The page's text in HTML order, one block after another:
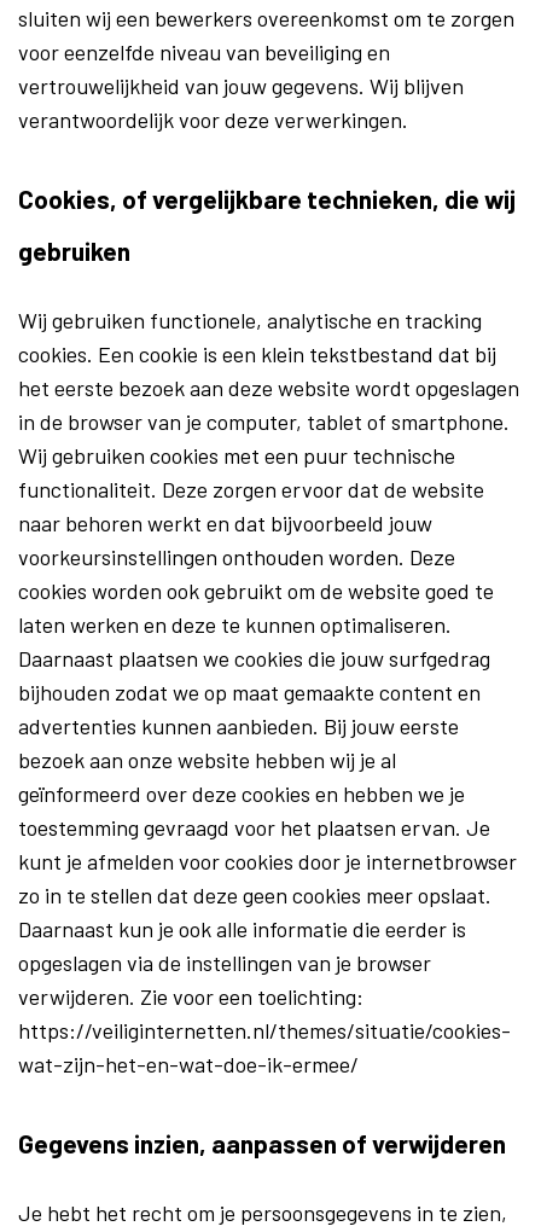
sluiten wij een bewerkers overeenkomst om te zorgen
voor eenzelfde niveau van beveiliging en
vertrouwelijkheid van jouw gegevens. Wij blijven
verantwoordelijk voor deze verwerkingen.
Cookies, of vergelijkbare technieken, die wij
gebruiken
Wij gebruiken functionele, analytische en tracking
cookies. Een cookie is een klein tekstbestand dat bij
het eerste bezoek aan deze website wordt opgeslagen
in de browser van je computer, tablet of smartphone.
Wij gebruiken cookies met een puur technische
functionaliteit. Deze zorgen ervoor dat de website
naar behoren werkt en dat bijvoorbeeld jouw
voorkeursinstellingen onthouden worden. Deze
cookies worden ook gebruikt om de website goed te
laten werken en deze te kunnen optimaliseren.
Daarnaast plaatsen we cookies die jouw surfgedrag
bijhouden zodat we op maat gemaakte content en
advertenties kunnen aanbieden. Bij jouw eerste
bezoek aan onze website hebben wij je al
geïnformeerd over deze cookies en hebben we je
toestemming gevraagd voor het plaatsen ervan. Je
kunt je afmelden voor cookies door je internetbrowser
zo in te stellen dat deze geen cookies meer opslaat.
Daarnaast kun je ook alle informatie die eerder is
opgeslagen via de instellingen van je browser
verwijderen. Zie voor een toelichting:
https://veiliginternetten.nl/themes/situatie/cookies-
wat-zijn-het-en-wat-doe-ik-ermee/
Gegevens inzien, aanpassen of verwijderen
Je hebt het recht om je persoonsgegevens in te zien,